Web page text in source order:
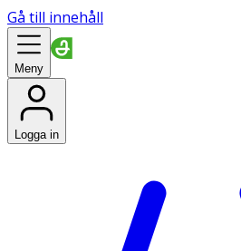
Gå till innehåll
Meny
Logga in